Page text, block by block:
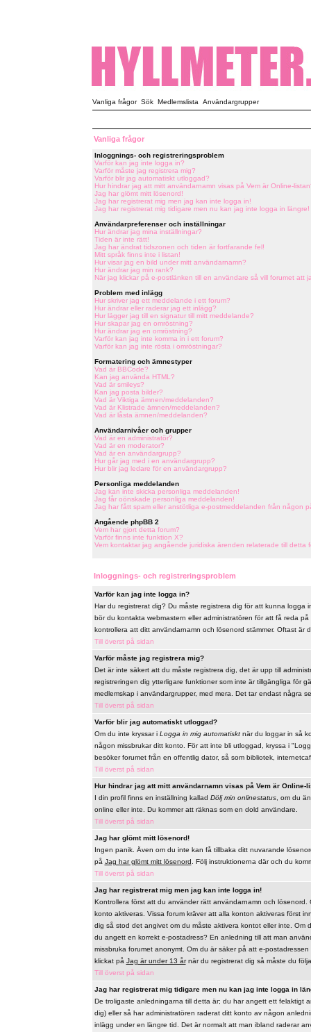
Vanliga frågor Sök Medlemslista Användargrupper
Vanliga frågor
Inloggnings- och registreringsproblem
Varför kan jag inte logga in?
Varför måste jag registrera mig?
Varför blir jag automatiskt utloggad?
Hur hindrar jag att mitt användarnamn visas på Vem är Online-
Jag har glömt mitt lösenord!
Jag har registrerat mig men jag kan inte logga in!
Jag har registrerat mig tidigare men nu kan jag inte logga in längre!
Användarpreferenser och inställningar
Hur ändrar jag mina inställningar?
Tiden är inte rätt!
Jag har ändrat tidszonen och tiden är fortfarande fel!
Mitt språk finns inte i listan!
Hur visar jag en bild under mitt användarnamn?
Hur ändrar jag min rank?
När jag klickar på e-postlänken till en användare så vill forumet att
Problem med inlägg
Hur skriver jag ett meddelande i ett forum?
Hur ändrar eller raderar jag ett inlägg?
Hur lägger jag till en signatur till mitt meddelande?
Hur skapar jag en omröstning?
Hur ändrar jag en omröstning?
Varför kan jag inte komma in i ett forum?
Varför kan jag inte rösta i omröstningar?
Formatering och ämnestyper
Vad är BBCode?
Kan jag använda HTML?
Vad är smileys?
Kan jag posta bilder?
Vad är Viktiga ämnen/meddelanden?
Vad är Klistrade ämnen/meddelanden?
Vad är låsta ämnen/meddelanden?
Användarnivåer och grupper
Vad är en administratör?
Vad är en moderator?
Vad är en användargrupp?
Hur går jag med i en användargrupp?
Hur blir jag ledare för en användargrupp?
Personliga meddelanden
Jag kan inte skicka personliga meddelanden!
Jag får oönskade personliga meddelanden!
Jag har fått spam eller anstötliga e-postmeddelanden från någon
Angående phpBB 2
Vem har gjort detta forum?
Varför finns inte funktion X?
Vem kontaktar jag angående juridiska ärenden relaterade till detta
Inloggnings- och registreringsproblem
Varför kan jag inte logga in?
Har du registrerat dig? Du måste registrera dig för att kunna
bör du kontakta webmastern eller administratören för att få reda
kontrollera att ditt användarnamn och lösenord stämmer. Oftast är
Till överst på sidan
Varför måste jag registrera mig?
Det är inte säkert att du måste registrera dig, det är upp till
registreringen dig ytterligare funktioner som inte är tillgängliga för
medlemskap i användargrupper, med mera. Det tar endast några
Till överst på sidan
Varför blir jag automatiskt utloggad?
Om du inte kryssar i Logga in mig automatisktnär du loggar in så
någon missbrukar ditt konto. För att inte bli utloggad, kryssa i
besöker forumet från en offentlig dator, så som bibliotek,
Till överst på sidan
Hur hindrar jag att mitt användarnamn visas på Vem är Online-
I din profil finns en inställning kallad Dölj min onlinestatus, om du
online eller inte. Du kommer att räknas som en dold användare.
Till överst på sidan
Jag har glömt mitt lösenord!
Ingen panik. Även om du inte kan få tillbaka ditt nuvarande
på Jag har glömt mitt lösenord . Följ instruktionerna där och du
Till överst på sidan
Jag har registrerat mig men jag kan inte logga in!
Kontrollera först att du använder rätt användarnamn och
konto aktiveras. Vissa forum kräver att alla konton aktiveras först
dig så stod det angivet om du måste aktivera kontot eller inte.
du angett en korrekt e-postadress? En anledning till att man
missbruka forumet anonymt. Om du är säker på att e-
klickat på Jag är under 13 årnär du registrerat dig så måste du
Till överst på sidan
Jag har registrerat mig tidigare men nu kan jag inte logga in
De troligaste anledningarna till detta är; du har angett ett felaktigt
dig) eller så har administratören raderat ditt konto av någon
inlägg under en längre tid. Det är normalt att man ibland raderar